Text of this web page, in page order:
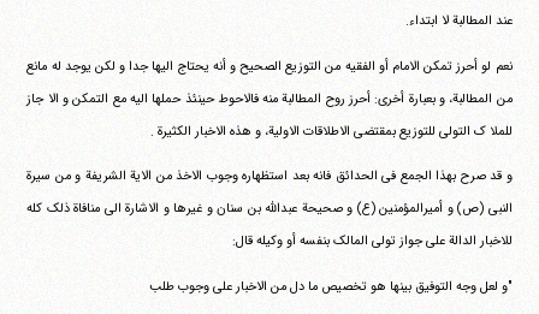
عند المطالبة لا ابتداء.
نعم لو أحرز تمکن الامام أو الفقیه من التوزیع الصحیح و أنه یحتاج الیها جدا و لکن یوجد له مانع
من المطالبة، و بعبارة أخری: أحرز روح المطالبة منه فالاحوط حینئذ حملها الیه مع التمکن و الا جاز
للملا ک التولی للتوزیع بمقتضی الاطلاقات الاولیة، و هذه الاخبار الکثیرة .
و قد صرح بهذا الجمع فی الحدائق فانه بعد استظهاره وجوب الاخذ من الایة الشریفة و من سیرة
النبی (ص) و أمیرالمؤمنین (ع) و صحیحة عبدالله بن سنان و غیرها و الاشارة الی منافاة ذلک کله
للاخبار الدالة علی جواز تولی المالک بنفسه أو وکیله قال:
"و لعل وجه التوفیق بینها هو تخصیص ما دل من الاخبار علی وجوب طلب